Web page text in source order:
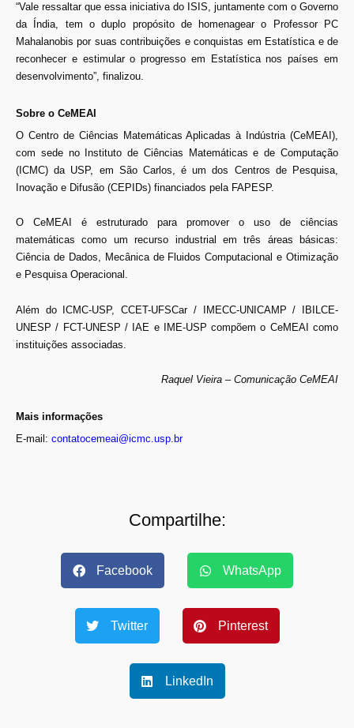
“Vale ressaltar que essa iniciativa do ISIS, juntamente com o Governo
da Índia, tem o duplo propósito de homenagear o Professor PC
Mahalanobis por suas contribuições e conquistas em Estatística e de
reconhecer e estimular o progresso em Estatística nos países em
desenvolvimento”, finalizou.
Sobre o CeMEAI
O Centro de Ciências Matemáticas Aplicadas à Indústria (CeMEAI),
com sede no Instituto de Ciências Matemáticas e de Computação
(ICMC) da USP, em São Carlos, é um dos Centros de Pesquisa,
Inovação e Difusão (CEPIDs) financiados pela FAPESP.
O CeMEAI é estruturado para promover o uso de ciências
matemáticas como um recurso industrial em três áreas básicas:
Ciência de Dados, Mecânica de Fluidos Computacional e Otimização
e Pesquisa Operacional.
Além do ICMC-USP, CCET-UFSCar / IMECC-UNICAMP / IBILCE-
UNESP / FCT-UNESP / IAE e IME-USP compõem o CeMEAI como
instituições associadas.
Raquel Vieira – Comunicação CeMEAI
Mais informações
E-mail: contatocemeai@icmc.usp.br
Compartilhe:
Facebook WhatsApp
Twitter Pinterest
LinkedIn